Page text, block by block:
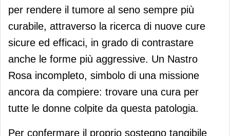
per rendere il tumore al seno sempre più
curabile, attraverso la ricerca di nuove cure
sicure ed efficaci, in grado di contrastare
anche le forme più aggressive. Un Nastro
Rosa incompleto, simbolo di una missione
ancora da compiere: trovare una cura per
tutte le donne colpite da questa patologia.
Per confermare il proprio sostegno tangibile